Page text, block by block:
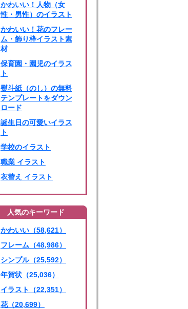
かわいい！人物（女
性・男性）のイラスト
かわいい！花のフレー
ム・飾り枠イラスト素
材
保育園・園児のイラス
ト
熨斗紙（のし）の無料
テンプレートをダウン
ロード
誕生日の可愛いイラス
ト
学校のイラスト
職業 イラスト
衣替え イラスト
人気のキーワード
かわいい（58,621）
フレーム（48,986）
シンプル（25,592）
年賀状（25,036）
イラスト（22,351）
花（20,699）